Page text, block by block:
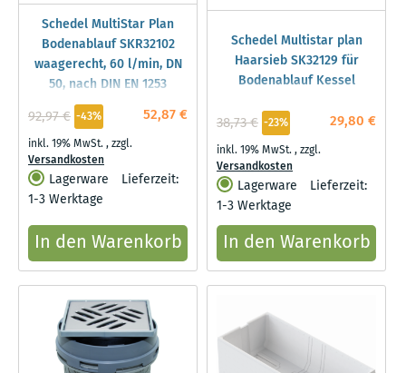
Schedel MultiStar Plan
Bodenablauf SKR32102
waagerecht, 60 l/min, DN
50, nach DIN EN 1253
52,87 €
92,97 € -43%
inkl. 19% MwSt.,zzgl.
Versandkosten
Lagerware
Lieferzeit:
1-3 Werktage
In den Warenkorb
Schedel Multistar plan
Haarsieb SK32129 für
Bodenablauf Kessel
29,80 €
38,73 € -23%
inkl. 19% MwSt.,zzgl.
Versandkosten
Lagerware
Lieferzeit:
1-3 Werktage
In den Warenkorb